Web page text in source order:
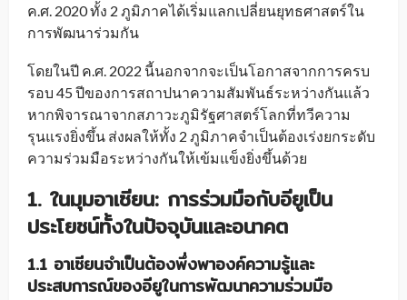
ค.ศ. 2020 ทั้ง 2 ภูมิภาคได้เริ่มแลกเปลี่ยนยุทธศาสตร์ใน
การพัฒนาร่วมกัน
โดยในปี ค.ศ. 2022 นี้นอกจากจะเป็นโอกาสจากการครบ
รอบ 45 ปีของการสถาปนาความสัมพันธ์ระหว่างกันแล้ว
หากพิจารณาจากสภาวะภูมิรัฐศาสตร์โลกที่ทวีความ
รุนแรงยิ่งขึ้น ส่งผลให้ทั้ง 2 ภูมิภาคจำเป็นต้องเร่งยกระดับ
ความร่วมมือระหว่างกันให้เข้มแข็งยิ่งขึ้นด้วย
1. ในมุมอาเซียน: การร่วมมือกับอียูเป็น
ประโยชน์ทั้งในปัจจุบันและอนาคต
1.1 อาเซียนจำเป็นต้องพึ่งพาองค์ความรู้และ
ประสบการณ์ของอียูในการพัฒนาความร่วมมือ